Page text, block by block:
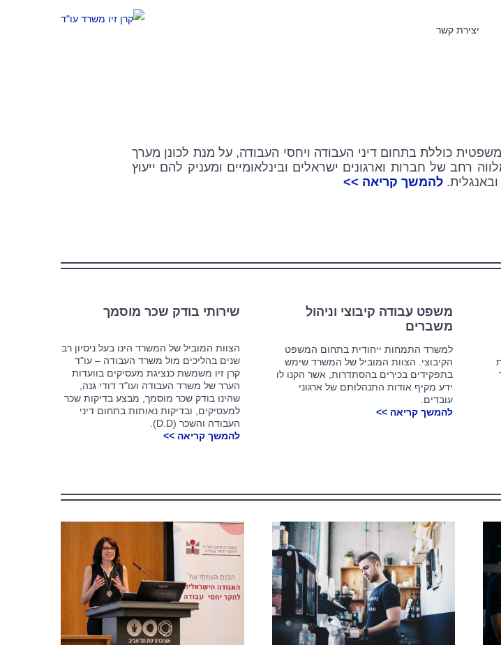
יצירת קשר
כוללת בתחום דיני העבודה ויחסי העבודה, על מנת לכונן מערך
רחב של חברות וארגונים ישראלים ובינלאומיים ומעניק להם ייעוץ
להמשך קריאה >>
משפט עבודה קיבוצי וניהול
משברים
למשרד התמחות ייחודית בתחום המשפט
הקיבוצי. הצוות המוביל של המשרד שימש
בתפקידים בכירים בהסתדרות, אשר הקנו לו
ידע מקיף אודות התנהלותם של ארגוני
עובדים.
להמשך קריאה >>
שירותי בודק שכר מוסמך
הצוות המוביל של המשרד הינו בעל ניסיון רב
שנים בהליכים מול משרד העבודה – עו"ד
קרן זיו משמשת כנציגת מעסיקים בוועדות
הערר של משרד העבודה ועו"ד דודי גנה,
שהינו בודק שכר מוסמך, מבצע בדיקות שכר
למעסיקים, ובדיקות נאותות בתחום דיני
העבודה והשכר (D.D).
להמשך קריאה >>
העסקת בני נוער בקיץ – הטעויות
שיעלו לך ביוקר
מאמרים
מתי הודעת וואטסאפ מחוץ לשעות
העבודה תעלה לכם ביוקר ?
מאמרים